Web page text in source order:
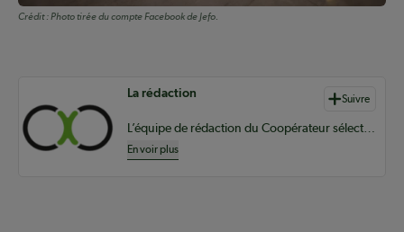
Crédit :Photo tirée du compte Facebook de Jefo.
Auteurs de contenu
La rédaction Suivre
L’équipe de rédaction du Coopérateur sélectionne du contenu pertinent à vos informations coopératives à l’échelle provinciale, nationale et internationale.
En voir plus